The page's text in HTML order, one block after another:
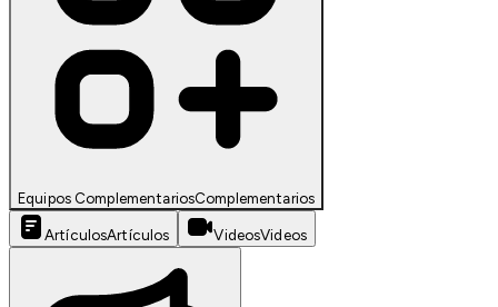
Equipos ComplementariosComplementarios
ArtículosArtículos VideosVideos